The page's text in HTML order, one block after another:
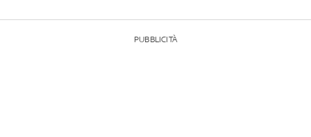
PUBBLICITÀ